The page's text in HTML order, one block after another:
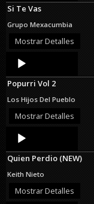
Si Te Vas
Grupo Mexacumbia
Mostrar Detalles
Audio
Player
Popurri Vol 2
Los Hijos Del Pueblo
Mostrar Detalles
Audio
Player
Quien Perdio (NEW)
Keith Nieto
Mostrar Detalles